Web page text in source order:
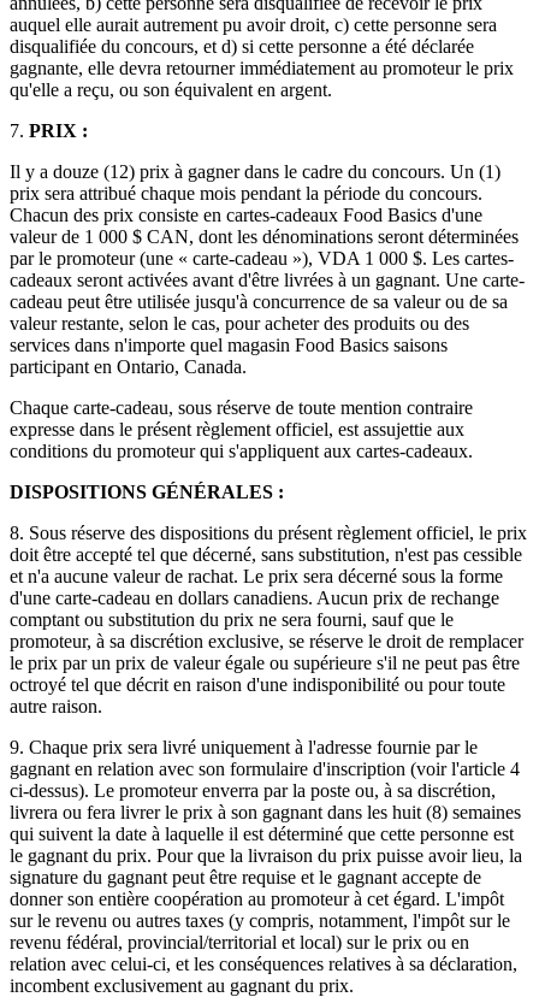
auquel elle aurait autrement pu avoir droit, c) cette personne sera
disqualifiée du concours, et d) si cette personne a été déclarée
gagnante, elle devra retourner immédiatement au promoteur le prix
qu'elle a reçu, ou son équivalent en argent.
7. PRIX :
Il y a douze (12) prix à gagner dans le cadre du concours. Un (1)
prix sera attribué chaque mois pendant la période du concours.
Chacun des prix consiste en cartes-cadeaux Food Basics d'une
valeur de 1 000 $ CAN, dont les dénominations seront déterminées
par le promoteur (une « carte-cadeau »), VDA 1 000 $. Les cartes-
cadeaux seront activées avant d'être livrées à un gagnant. Une carte-
cadeau peut être utilisée jusqu'à concurrence de sa valeur ou de sa
valeur restante, selon le cas, pour acheter des produits ou des
services dans n'importe quel magasin Food Basics saisons
participant en Ontario, Canada.
Chaque carte-cadeau, sous réserve de toute mention contraire
expresse dans le présent règlement officiel, est assujettie aux
conditions du promoteur qui s'appliquent aux cartes-cadeaux.
DISPOSITIONS GÉNÉRALES :
8. Sous réserve des dispositions du présent règlement officiel, le prix
doit être accepté tel que décerné, sans substitution, n'est pas cessible
et n'a aucune valeur de rachat. Le prix sera décerné sous la forme
d'une carte-cadeau en dollars canadiens. Aucun prix de rechange
comptant ou substitution du prix ne sera fourni, sauf que le
promoteur, à sa discrétion exclusive, se réserve le droit de remplacer
le prix par un prix de valeur égale ou supérieure s'il ne peut pas être
octroyé tel que décrit en raison d'une indisponibilité ou pour toute
autre raison.
9. Chaque prix sera livré uniquement à l'adresse fournie par le
gagnant en relation avec son formulaire d'inscription (voir l'article 4
ci-dessus). Le promoteur enverra par la poste ou, à sa discrétion,
livrera ou fera livrer le prix à son gagnant dans les huit (8) semaines
qui suivent la date à laquelle il est déterminé que cette personne est
le gagnant du prix. Pour que la livraison du prix puisse avoir lieu, la
signature du gagnant peut être requise et le gagnant accepte de
donner son entière coopération au promoteur à cet égard. L'impôt
sur le revenu ou autres taxes (y compris, notamment, l'impôt sur le
revenu fédéral, provincial/territorial et local) sur le prix ou en
relation avec celui-ci, et les conséquences relatives à sa déclaration,
incombent exclusivement au gagnant du prix.